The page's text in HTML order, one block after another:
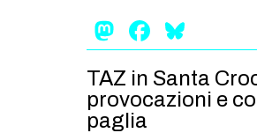
MONDO
in
Mastodon
TAZ in Santa
provocazioni e
paglia